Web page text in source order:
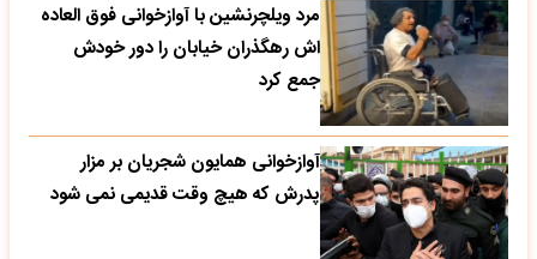
مرد ویلچرنشین با آوازخوانی فوق العاده
اش رهگذران خیابان را دور خودش
جمع کرد
آوازخوانی همایون شجریان بر مزار
پدرش که هیچ وقت قدیمی نمی شود